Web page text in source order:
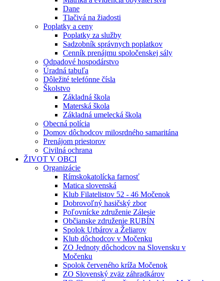
Dane
Tlačivá na žiadosti
Poplatky a ceny
Poplatky za služby
Sadzobník správnych poplatkov
Cenník prenájmu spoločenskej sály
Odpadové hospodárstvo
Úradná tabuľa
Dôležité telefónne čísla
Školstvo
Základná škola
Materská škola
Základná umelecká škola
Obecná polícia
Domov dôchodcov milosrdného samaritána
Prenájom priestorov
Civilná ochrana
ŽIVOT V OBCI
Organizácie
Rímskokatolícka farnosť
Matica slovenská
Klub Filatelistov 52 - 46 Močenok
Dobrovoľný hasičský zbor
Poľovnícke združenie Zálesie
Občianske združenie RUBÍN
Spolok Urbárov a Želiarov
Klub dôchodcov v Močenku
ZO Jednoty dôchodcov na Slovensku v
Močenku
Spolok červeného kríža Močenok
ZO Slovenský zväz záhradkárov